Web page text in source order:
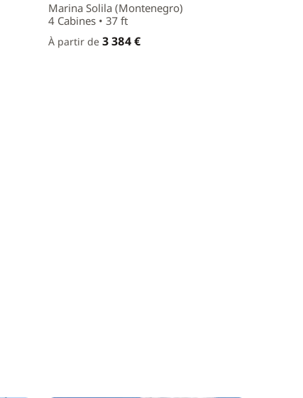
Marina Solila (Montenegro)
4 Cabines • 37 ft
À partir de 3 384 €